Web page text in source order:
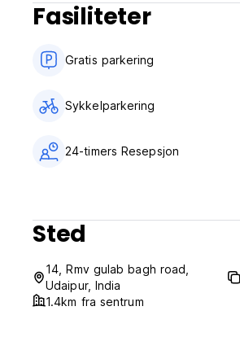
Fasiliteter
Gratis parkering
Sykkelparkering
24-timers Resepsjon
Sted
14, Rmv gulab bagh road,
Udaipur, India
1.4km fra sentrum